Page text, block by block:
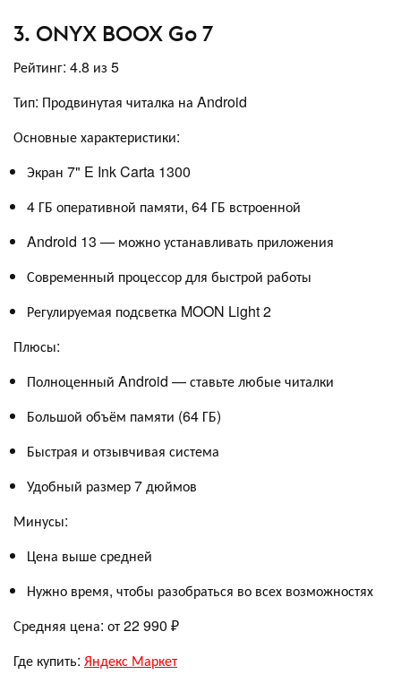
3. ONYX BOOX Go 7
Рейтинг: 4.8 из 5
Тип: Продвинутая читалка на Android
Основные характеристики:
Экран 7" E Ink Carta 1300
4 ГБ оперативной памяти, 64 ГБ встроенной
Android 13 — можно устанавливать приложения
Современный процессор для быстрой работы
Регулируемая подсветка MOON Light 2
Плюсы:
Полноценный Android — ставьте любые читалки
Большой объём памяти (64 ГБ)
Быстрая и отзывчивая система
Удобный размер 7 дюймов
Минусы:
Цена выше средней
Нужно время, чтобы разобраться во всех возможностях
Средняя цена: от 22 990 ₽
Где купить: Яндекс Маркет